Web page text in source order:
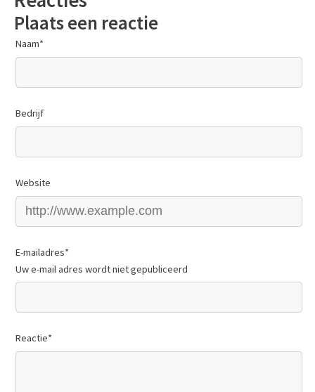
Plaats een reactie
Naam*
Bedrijf
Website
E-mailadres*
Uw e-mail adres wordt niet gepubliceerd
Reactie*